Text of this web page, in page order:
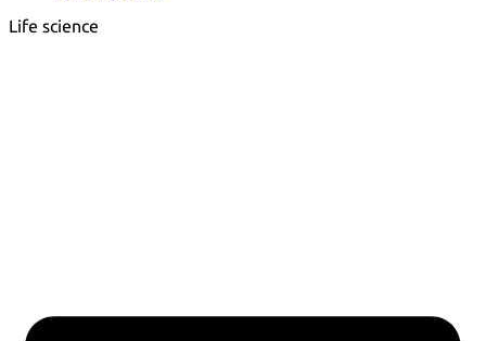
Life science